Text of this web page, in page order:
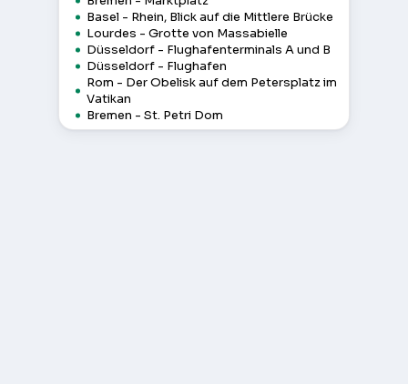
Basel - Rhein, Blick auf die Mittlere Brücke
Lourdes - Grotte von Massabielle
Düsseldorf - Flughafenterminals A und B
Düsseldorf - Flughafen
Rom - Der Obelisk auf dem Petersplatz im
Vatikan
Bremen - St. Petri Dom